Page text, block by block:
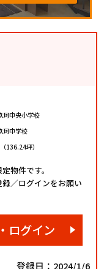
珂中央小学校
珂中学校
136.24坪）
物件です。
／ログインをお願い
ログイン
登録日：2024/1/6